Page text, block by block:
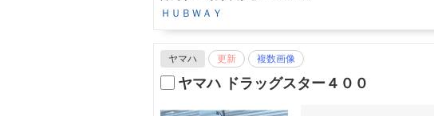
ＨＵＢＷＡＹ
ヤマハ 更新 複数画像
ヤマハ ドラッグスター４００